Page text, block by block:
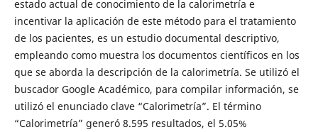
estado actual de conocimiento de la calorimetría e
incentivar la aplicación de este método para el tratamiento
de los pacientes, es un estudio documental descriptivo,
empleando como muestra los documentos científicos en los
que se aborda la descripción de la calorimetría. Se utilizó el
buscador Google Académico, para compilar información, se
utilizó el enunciado clave “Calorimetría”. El término
“Calorimetría” generó 8.595 resultados, el 5.05%